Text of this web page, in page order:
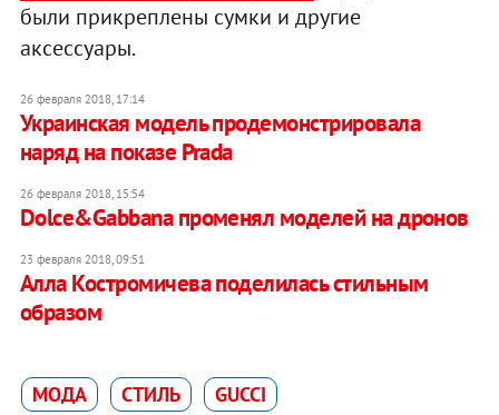
были прикреплены сумки и другие
аксессуары.
26 февраля 2018, 17:14
Украинская модель продемонстрировала
наряд на показе Prada
26 февраля 2018, 15:54
Dolce&Gabbana променял моделей на дронов
23 февраля 2018, 09:51
Алла Костромичева поделилась стильным
образом
МОДА СТИЛЬ GUCCI